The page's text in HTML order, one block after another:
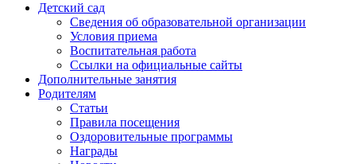
Детский сад
Сведения об образовательной организации
Условия приема
Воспитательная работа
Ссылки на официальные сайты
Дополнительные занятия
Родителям
Статьи
Правила посещения
Оздоровительные программы
Награды